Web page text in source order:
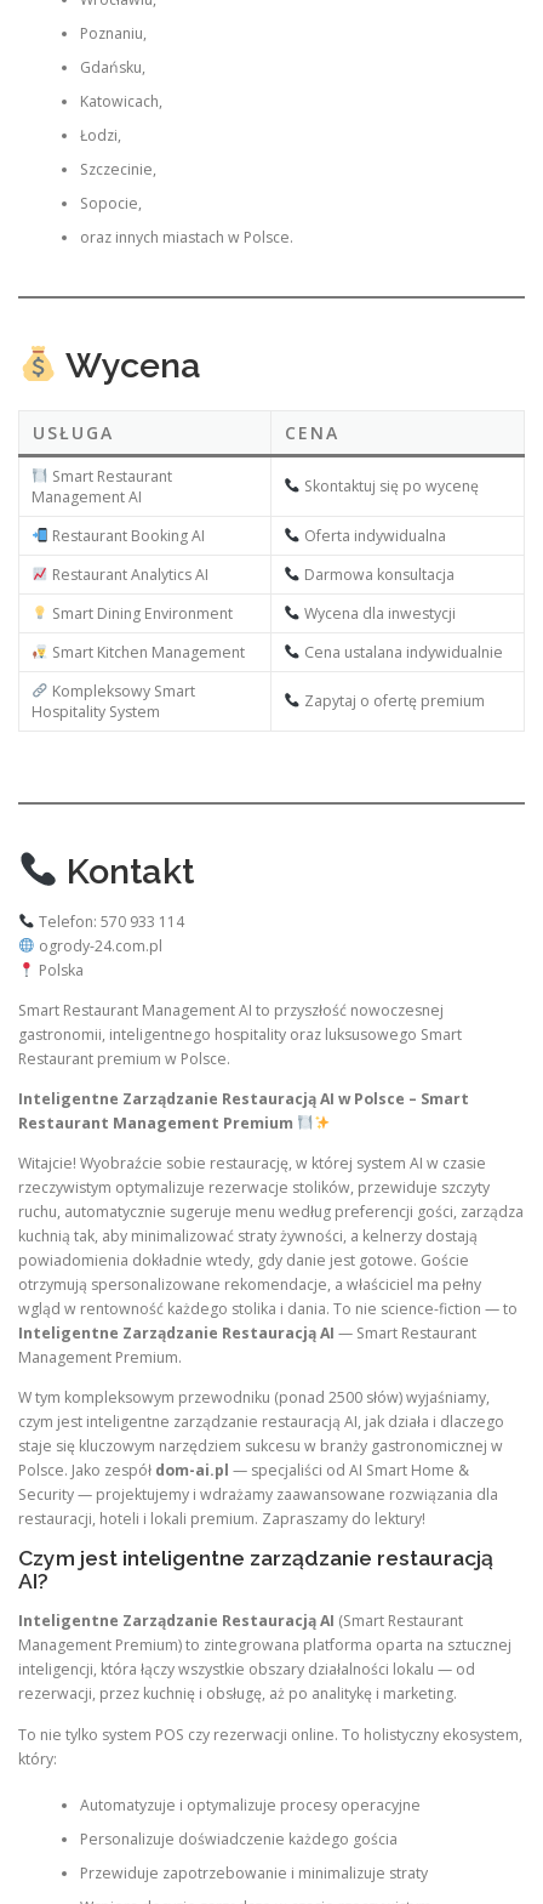
Poznaniu,
Gdańsku,
Katowicach,
Łodzi,
Szczecinie,
Sopocie,
oraz innych miastach w Polsce.
Wycena
USŁUGA CENA
Smart Restaurant
Management AI
Skontaktuj się po wycenę
Restaurant Booking AI
Oferta indywidualna
Restaurant Analytics AI
Darmowa konsultacja
Smart Dining Environment
Wycena dla inwestycji
Smart Kitchen Management
Cena ustalana indywidualnie
Kompleksowy Smart
Hospitality System
Zapytaj o ofertę premium
Kontakt
Telefon: 570 933 114
ogrody-24.com.pl
Polska
Smart Restaurant Management AI to przyszłość nowoczesnej
gastronomii, inteligentnego hospitality oraz luksusowego Smart
Restaurant premium w Polsce.
Inteligentne Zarządzanie Restauracją AI w Polsce – Smart
Restaurant Management Premium
Witajcie! Wyobraźcie sobie restaurację, w której system AI w czasie
rzeczywistym optymalizuje rezerwacje stolików, przewiduje szczyty
ruchu, automatycznie sugeruje menu według preferencji gości, zarządza
kuchnią tak, aby minimalizować straty żywności, a kelnerzy dostają
powiadomienia dokładnie wtedy, gdy danie jest gotowe. Goście
otrzymują spersonalizowane rekomendacje, a właściciel ma pełny
wgląd w rentowność każdego stolika i dania. To nie science-fiction — to
Inteligentne Zarządzanie Restauracją AI — Smart Restaurant
Management Premium.
W tym kompleksowym przewodniku (ponad 2500 słów) wyjaśniamy,
czym jest inteligentne zarządzanie restauracją AI, jak działa i dlaczego
staje się kluczowym narzędziem sukcesu w branży gastronomicznej w
Polsce. Jako zespół dom-ai.pl — specjaliści od AI Smart Home &
Security — projektujemy i wdrażamy zaawansowane rozwiązania dla
restauracji, hoteli i lokali premium. Zapraszamy do lektury!
Czym jest inteligentne zarządzanie restauracją
AI?
Inteligentne Zarządzanie Restauracją AI (Smart Restaurant
Management Premium) to zintegrowana platforma oparta na sztucznej
inteligencji, która łączy wszystkie obszary działalności lokalu — od
rezerwacji, przez kuchnię i obsługę, aż po analitykę i marketing.
To nie tylko system POS czy rezerwacji online. To holistyczny ekosystem,
który:
Automatyzuje i optymalizuje procesy operacyjne
Personalizuje doświadczenie każdego gościa
Przewiduje zapotrzebowanie i minimalizuje straty